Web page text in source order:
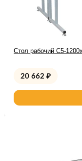
Стол рабочий С5-
20 662 ₽